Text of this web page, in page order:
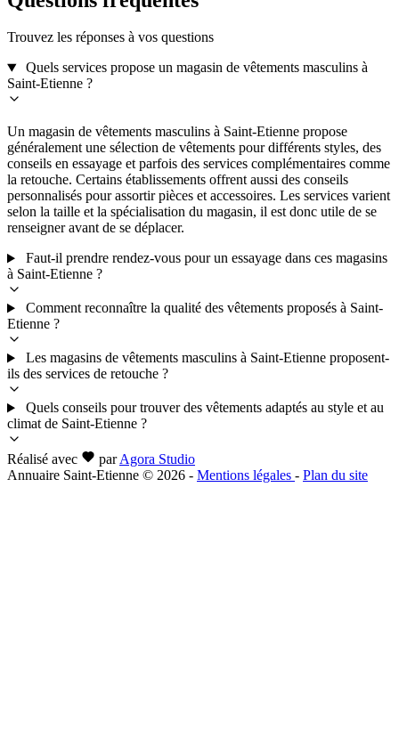
Trouvez les réponses à vos questions
Quels services propose un magasin de vêtements masculins à
Saint-Etienne ?
Un magasin de vêtements masculins à Saint-Etienne propose
généralement une sélection de vêtements pour différents styles, des
conseils en essayage et parfois des services complémentaires comme
la retouche. Certains établissements offrent aussi des conseils
personnalisés pour assortir pièces et accessoires. Les services varient
selon la taille et la spécialisation du magasin, il est donc utile de se
renseigner avant de se déplacer.
Faut-il prendre rendez-vous pour un essayage dans ces magasins
à Saint-Etienne ?
Comment reconnaître la qualité des vêtements proposés à Saint-
Etienne ?
Les magasins de vêtements masculins à Saint-Etienne proposent-
ils des services de retouche ?
Quels conseils pour trouver des vêtements adaptés au style et au
climat de Saint-Etienne ?
Réalisé avec parAgora Studio
Annuaire Saint-Etienne © 2026 - Mentions légales - Plan du site